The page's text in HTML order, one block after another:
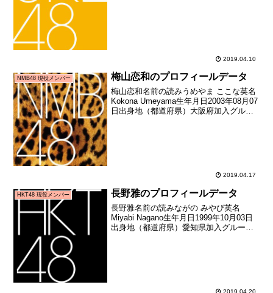
2019.04.10
NMB48 現役メンバー 梅山恋和のプロフィールデータ
梅山恋和名前の読みうめやま ここな英名
Kokona Umeyama生年月日2003年08月07
日出身地（都道府県）大阪府加入グルー
2019.04.17
HKT48 現役メンバー 長野雅のプロフィールデータ
長野雅名前の読みながの みやび英名
Miyabi Nagano生年月日1999年10月03日
出身地（都道府県）愛知県加入グループ
2019.04.20